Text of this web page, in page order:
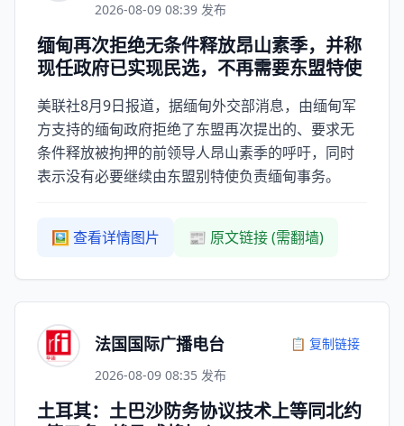
2026-08-09 08:39 发布
缅甸再次拒绝无条件释放昂山素季，并称
现任政府已实现民选，不再需要东盟特使
美联社8月9日报道，据缅甸外交部消息，由缅甸军
方支持的缅甸政府拒绝了东盟再次提出的、要求无
条件释放被拘押的前领导人昂山素季的呼吁，同时
表示没有必要继续由东盟别特使负责缅甸事务。
🖼️ 查看详情图片 📰 原文链接 (需翻墙)
法国国际广播电台
📋 复制链接
2026-08-09 08:35 发布
土耳其：土巴沙防务协议技术上等同北约